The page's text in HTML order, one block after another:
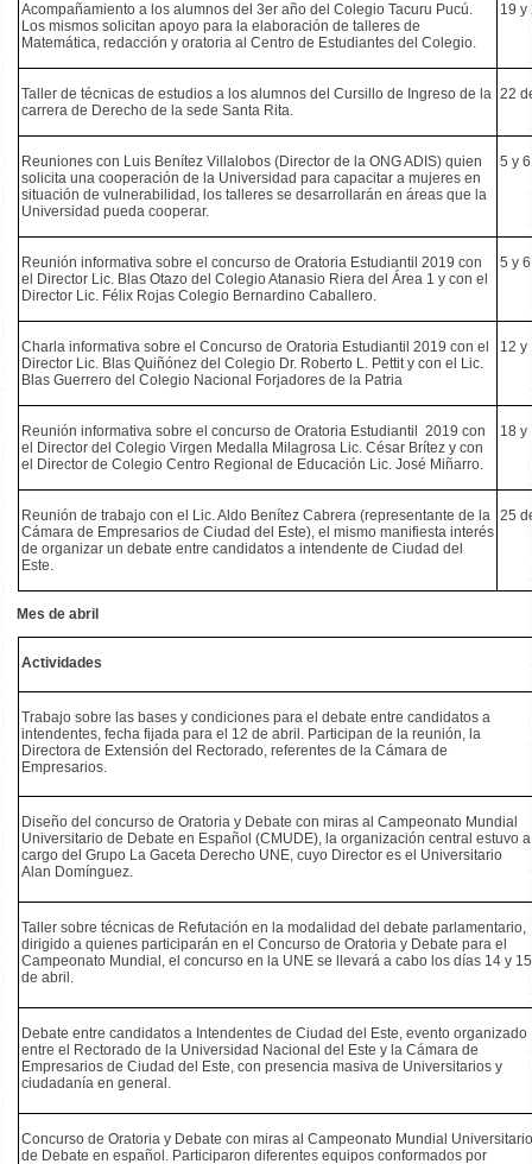
Acompañamiento a los alumnos del 3er año del Colegio Tacuru Pucú.
Los mismos solicitan apoyo para la elaboración de talleres de
Matemática, redacción y oratoria al Centro de Estudiantes del Colegio.
19 y
Taller de técnicas de estudios a los alumnos del Cursillo de Ingreso de la
carrera de Derecho de la sede Santa Rita.
22
Reuniones con Luis Benítez Villalobos (Director de la ONG ADIS) quien
solicita una cooperación de la Universidad para capacitar a mujeres en
situación de vulnerabilidad, los talleres se desarrollarán en áreas que la
Universidad pueda cooperar.
5 y
Reunión informativa sobre el concurso de Oratoria Estudiantil 2019 con
el Director Lic. Blas Otazo del Colegio Atanasio Riera del Área 1 y con el
Director Lic. Félix Rojas Colegio Bernardino Caballero.
5 y
Charla informativa sobre el Concurso de Oratoria Estudiantil 2019 con el
Director Lic. Blas Quiñónez del Colegio Dr. Roberto L. Pettit y con el Lic.
Blas Guerrero del Colegio Nacional Forjadores de la Patria
12 y
Reunión informativa sobre el concurso de Oratoria Estudiantil 2019 con
el Director del Colegio Virgen Medalla Milagrosa Lic. César Brítez y con
el Director de Colegio Centro Regional de Educación Lic. José Miñarro.
18 y
Reunión de trabajo con el Lic. Aldo Benítez Cabrera (representante de la
Cámara de Empresarios de Ciudad del Este), el mismo manifiesta interés
de organizar un debate entre candidatos a intendente de Ciudad del
Este.
25
Mes de abril
Actividades
Trabajo sobre las bases y condiciones para el debate entre candidatos a
intendentes, fecha fijada para el 12 de abril. Participan de la reunión, la
Directora de Extensión del Rectorado, referentes de la Cámara de
Empresarios.
Diseño del concurso de Oratoria y Debate con miras al Campeonato Mundial
Universitario de Debate en Español (CMUDE), la organización central estuvo a
cargo del Grupo La Gaceta Derecho UNE, cuyo Director es el Universitario
Alan Domínguez.
Taller sobre técnicas de Refutación en la modalidad del debate parlamentario,
dirigido a quienes participarán en el Concurso de Oratoria y Debate para el
Campeonato Mundial, el concurso en la UNE se llevará a cabo los días 14 y 15
de abril.
Debate entre candidatos a Intendentes de Ciudad del Este, evento organizado
entre el Rectorado de la Universidad Nacional del Este y la Cámara de
Empresarios de Ciudad del Este, con presencia masiva de Universitarios y
ciudadanía en general.
Concurso de Oratoria y Debate con miras al Campeonato Mundial
de Debate en español. Participaron diferentes equipos conformados por